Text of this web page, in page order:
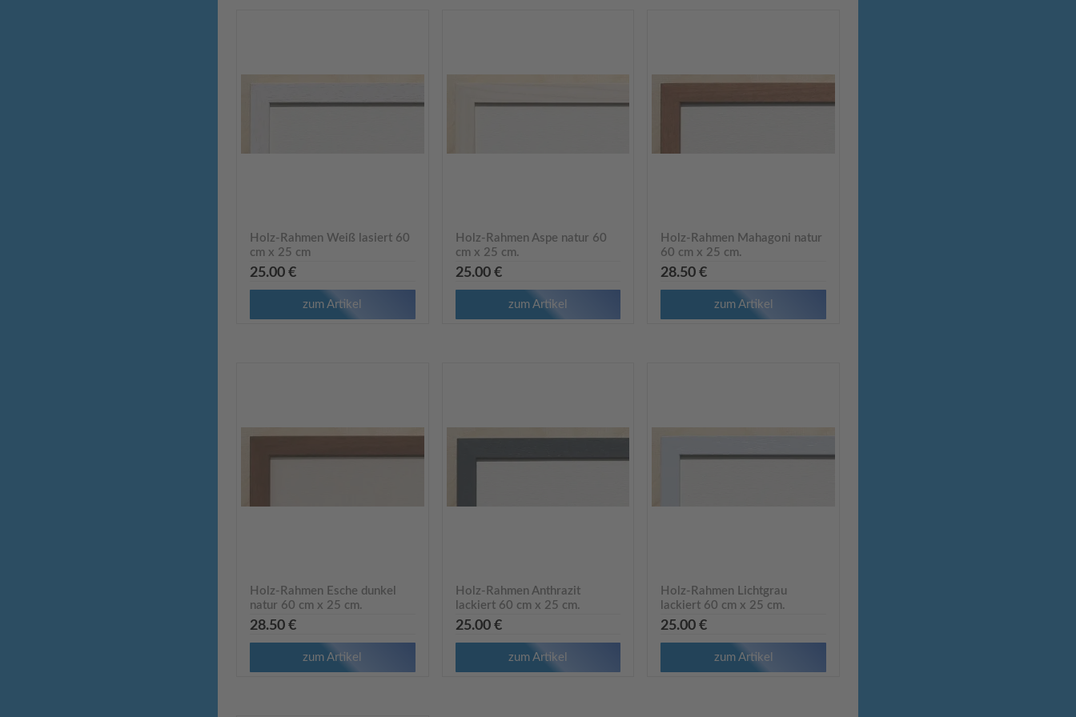
Holz-Rahmen Weiß lasiert 60
cm x 25 cm
R9621
25.00 €
zum Artikel
Holz-Rahmen Aspe natur 60
cm x 25 cm.
R9622
25.00 €
zum Artikel
Holz-Rahmen Mahagoni natur
60 cm x 25 cm.
R9623
28.50 €
zum Artikel
Holz-Rahmen Esche dunkel
natur 60 cm x 25 cm.
R9624
28.50 €
zum Artikel
Holz-Rahmen Anthrazit
lackiert 60 cm x 25 cm.
R9625
25.00 €
zum Artikel
Holz-Rahmen Lichtgrau
lackiert 60 cm x 25 cm.
R9626
25.00 €
zum Artikel